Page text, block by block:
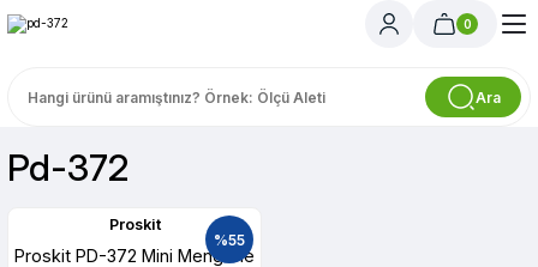
Ara
0
Pd-372
%55
Proskit
Proskit PD-372 Mini Mengene